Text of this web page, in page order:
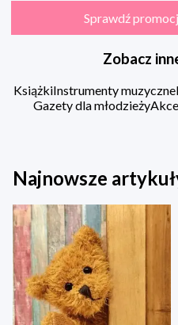
Sprawdź
Zobacz
KsiążkiInstrumenty muzyczne
Gazety dla młodzieży
Najnowsze